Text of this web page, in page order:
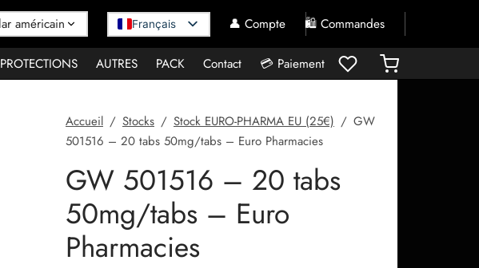
Français 👤 Compte 🛍️ Commandes
PROTECTIONS AUTRES PACK Contact 💳 Paiement
Accueil / Stocks / Stock EURO-PHARMA EU (25€) / GW
501516 – 20 tabs 50mg/tabs – Euro Pharmacies
GW 501516 – 20 tabs
50mg/tabs – Euro
Pharmacies